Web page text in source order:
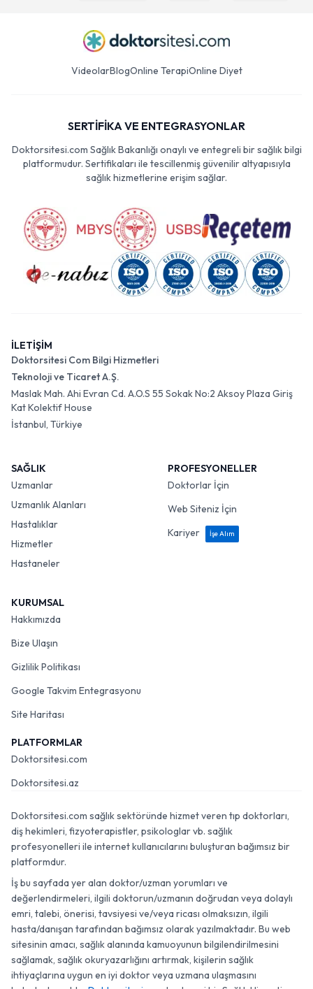
VideolarBlogOnline TerapiOnline Diyet
SERTİFİKA VE ENTEGRASYONLAR
Doktorsitesi.com Sağlık Bakanlığı onaylı ve entegreli bir sağlık bilgi
platformudur. Sertifikaları ile tescillenmiş güvenilir altyapısıyla
sağlık hizmetlerine erişim sağlar.
İLETİŞİM
Doktorsitesi Com Bilgi Hizmetleri
Teknoloji ve Ticaret A.Ş.
Maslak Mah. Ahi Evran Cd. A.O.S 55 Sokak No:2 Aksoy Plaza Giriş
Kat Kolektif House
İstanbul, Türkiye
SAĞLIK
Uzmanlar
Uzmanlık Alanları
Hastalıklar
Hizmetler
Hastaneler
PROFESYONELLER
Doktorlar İçin
Web Siteniz İçin
Kariyer
İşe Alım
KURUMSAL
Hakkımızda
Bize Ulaşın
Gizlilik Politikası
Google Takvim Entegrasyonu
Site Haritası
PLATFORMLAR
Doktorsitesi.com
Doktorsitesi.az
Doktorsitesi.com sağlık sektöründe hizmet veren tıp doktorları,
diş hekimleri, fizyoterapistler, psikologlar vb. sağlık
profesyonelleri ile internet kullanıcılarını buluşturan bağımsız bir
platformdur.
İş bu sayfada yer alan doktor/uzman yorumları ve
değerlendirmeleri, ilgili doktorun/uzmanın doğrudan veya dolaylı
emri, talebi, önerisi, tavsiyesi ve/veya ricası olmaksızın, ilgili
hasta/danışan tarafından bağımsız olarak yazılmaktadır. Bu web
sitesinin amacı, sağlık alanında kamuoyunun bilgilendirilmesini
sağlamak, sağlık okuryazarlığını artırmak, kişilerin sağlık
ihtiyaçlarına uygun en iyi doktor veya uzmana ulaşmasını